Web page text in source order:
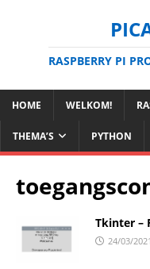
RASPBERRY PI
HOME WELKOM!
THEMA’S PYTHON
Tkinter –
24/03/2021